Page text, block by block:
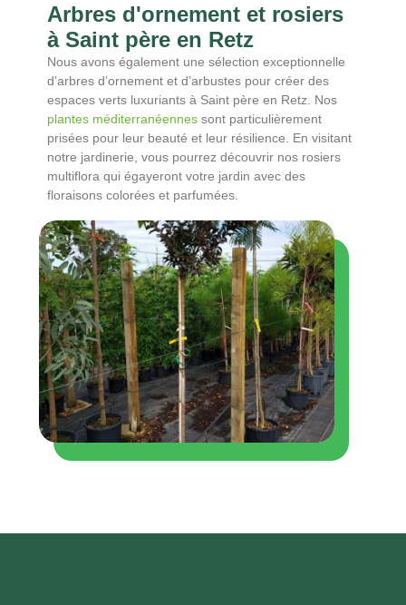
Arbres d'ornement et rosiers
à Saint père en Retz
Nous avons également une sélection exceptionnelle
d’arbres d’ornement et d’arbustes pour créer des
espaces verts luxuriants à Saint père en Retz. Nos
plantes méditerranéennessont particulièrement
prisées pour leur beauté et leur résilience. En visitant
notre jardinerie, vous pourrez découvrir nos rosiers
multiflora qui égayeront votre jardin avec des
floraisons colorées et parfumées.